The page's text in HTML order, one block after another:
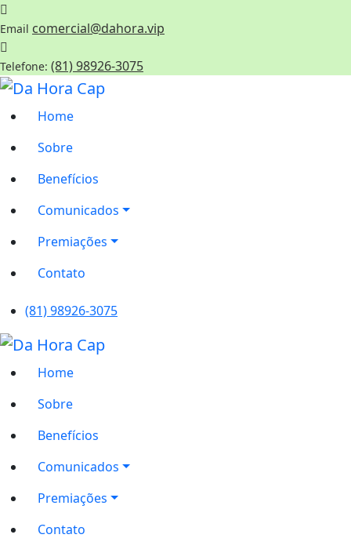
Email comercial@dahora.vip
Telefone: (81) 98926-3075
Home
Sobre
Benefícios
Comunicados
Premiações
Contato
(81) 98926-3075
Home
Sobre
Benefícios
Comunicados
Premiações
Contato